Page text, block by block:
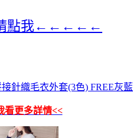
請點我←←←←←
針織毛衣外套(3色) FREE灰藍
看更多詳情<<